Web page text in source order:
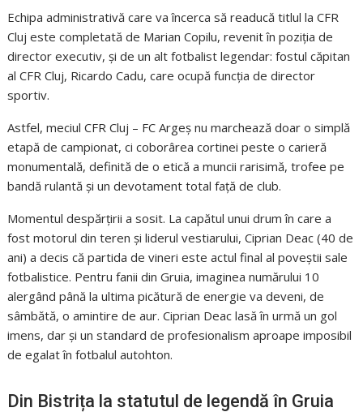
Echipa administrativă care va încerca să readucă titlul la CFR
Cluj este completată de Marian Copilu, revenit în poziția de
director executiv, și de un alt fotbalist legendar: fostul căpitan
al CFR Cluj, Ricardo Cadu, care ocupă funcția de director
sportiv.
Astfel, meciul CFR Cluj – FC Argeș nu marchează doar o simplă
etapă de campionat, ci coborârea cortinei peste o carieră
monumentală, definită de o etică a muncii rarisimă, trofee pe
bandă rulantă și un devotament total față de club.
Momentul despărțirii a sosit. La capătul unui drum în care a
fost motorul din teren și liderul vestiarului, Ciprian Deac (40 de
ani) a decis că partida de vineri este actul final al poveștii sale
fotbalistice. Pentru fanii din Gruia, imaginea numărului 10
alergând până la ultima picătură de energie va deveni, de
sâmbătă, o amintire de aur. Ciprian Deac lasă în urmă un gol
imens, dar și un standard de profesionalism aproape imposibil
de egalat în fotbalul autohton.
Din Bistrița la statutul de legendă în Gruia